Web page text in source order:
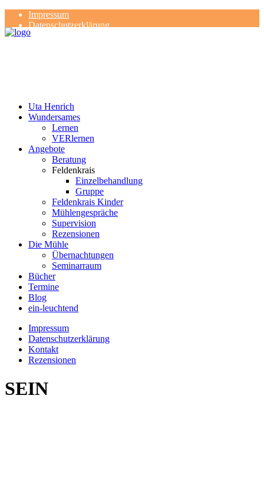
Impressum
Datenschutzerklärung
Kontakt
Uta Henrich
Wundersames
Lernen
VERlernen
Angebote
Beratung
Feldenkrais
Einzelbehandlung
Gruppe
Feldenkrais Kinder
Mühlengespräche
Supervision
Rezensionen
Die Mühle
Übernachtungen
Seminarraum
Bücher
Termine
Blog
ein-leuchtend
Impressum
Datenschutzerklärung
Kontakt
Rezensionen
SEIN